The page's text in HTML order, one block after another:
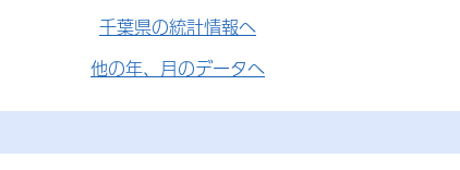
千葉県の統計情報へ
他の年、月のデータへ